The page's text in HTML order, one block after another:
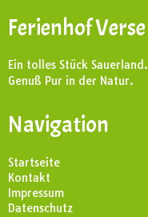
Ferienhof Verse
Ein tolles Stück Sauerland.
Genuß Pur in der Natur.
Navigation
Startseite
Kontakt
Impressum
Datenschutz